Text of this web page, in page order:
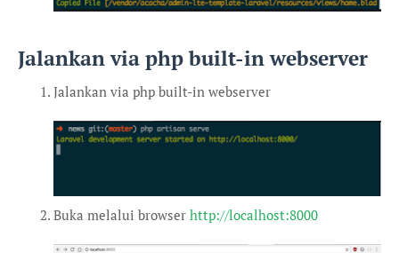
Jalankan via php built-in webserver
Jalankan via php built-in webserver
Buka melalui browser http://localhost:8000